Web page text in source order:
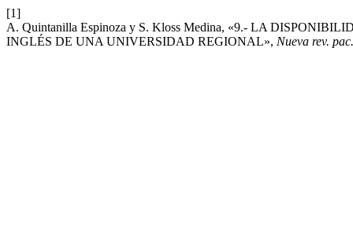
[1]
A. Quintanilla Espinoza y S. Kloss Medina, «9.- LA
INGLÉS DE UNA UNIVERSIDAD REGIONAL», Nueva rev. pac.